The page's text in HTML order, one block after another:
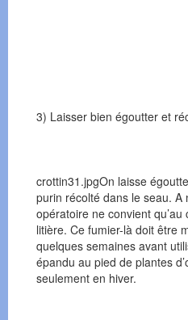
3) Laisser bien égoutter et
crottin31.jpgOn laisse
purin récolté dans le seau. A
opératoire ne convient
litière. Ce fumier-là doit être
quelques semaines avant
épandu au pied de plantes
seulement en hiver.